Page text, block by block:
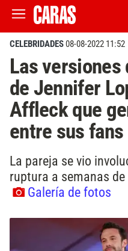
CELEBRIDADES08-08-2022 11:52
Las versiones
de Jennifer
Affleck que
entre sus fans
La pareja se vio
ruptura a semanas
Galería de fotos